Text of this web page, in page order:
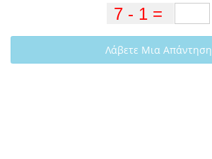
Λάβετε Μια Απάντηση